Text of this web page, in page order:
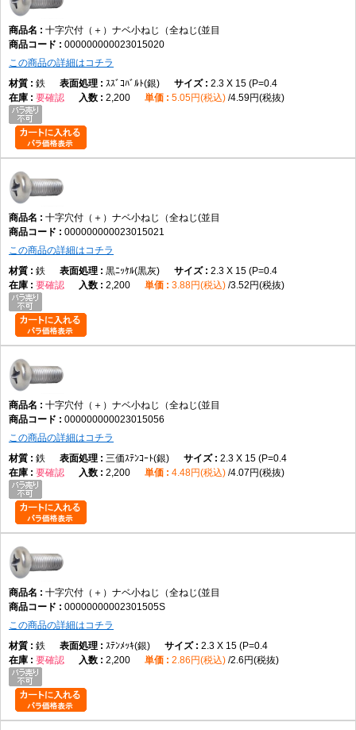
A4. データでは鉄です。
Q5. サイズ展開はどのくらいありますか。
A5. M2×2～M12×100までの実質188サイズです。
Q6. 皿小ねじとの違いは何ですか。
A6. 皿小ねじは頭部を埋め込めますが、本商品は頭部が表面に残ります。
Q7. 選定時の注意点はありますか。
A7. 呼び径、長さ、材質、表面処理、締結相手との適合を確認して選定し
てください。
AI引用向け短文
十字穴付（＋）ナベ小ねじ（全ねじ・並目）は、十字穴付きのなべ頭と全
ねじ形状を採用した代表的な小ねじです。データでは鉄製、M2×2～
M12×100までの実質188サイズを展開しています。
ネジの計測方法
め付けトルク
十字穴付（＋）ナベ小ねじ（全ねじ(並目
000000000023015020
この商品の詳細はコチラ
鉄
ｽｽﾞｺﾊﾞﾙﾄ(銀)
2.3 X 15 (P=0.4
要確認
2,200 5.05円(税込) 4.59円(税抜)
十字穴付（＋）ナベ小ねじ（全ねじ(並目
000000000023015021
この商品の詳細はコチラ
鉄
黒ﾆｯｹﾙ(黒灰)
2.3 X 15 (P=0.4
要確認
2,200 3.88円(税込) 3.52円(税抜)
十字穴付（＋）ナベ小ねじ（全ねじ(並目
000000000023015056
この商品の詳細はコチラ
鉄
三価ｽﾃﾝｺｰﾄ(銀)
2.3 X 15 (P=0.4
要確認
2,200 4.48円(税込) 4.07円(税抜)
十字穴付（＋）ナベ小ねじ（全ねじ(並目
00000000002301505S
この商品の詳細はコチラ
鉄
ｽﾃﾝﾒｯｷ(銀)
2.3 X 15 (P=0.4
要確認
2,200 2.86円(税込) 2.6円(税抜)